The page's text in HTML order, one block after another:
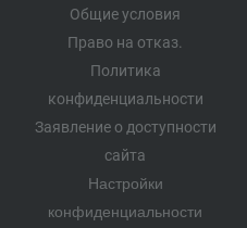
Общие условия
Право на отказ.
Политика
конфиденциальности
Заявление о доступности
сайта
Настройки
конфиденциальности